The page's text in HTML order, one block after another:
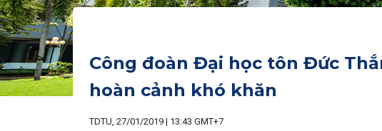
Công đoàn Đại học tôn Đức
hoàn cảnh khó khăn
TDTU, 27/01/2019 | 13:43 GMT+7